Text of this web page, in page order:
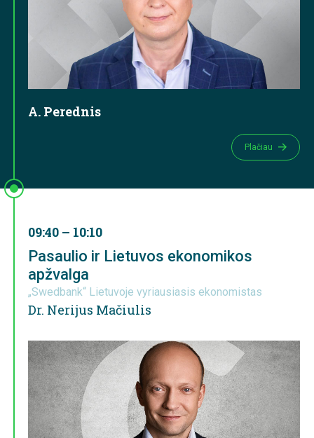
A. Perednis
Plačiau
09:40 – 10:10
Pasaulio ir Lietuvos ekonomikos
apžvalga
„Swedbank“ Lietuvoje vyriausiasis ekonomistas
Dr. Nerijus Mačiulis